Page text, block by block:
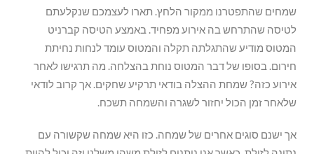
שמחים שהתפטרנו ממקור הלחץ. תארו לעצמכם שנקלעתם
לטיסה שהתרחש בה אירוע מפחיד. באמצע הטיסה קברניט
המטוס מודיע שהתגלתה תקלה והמטוס עומד לנחות נחיתת
חירום. בסופו של דבר המטוס נוחת בהצלחה. מה תרגישו לאחר
אירוע כזה? שמחת ההצלה בודאי תרקיע שחקים. אך קרוב לודאי
שלאחר זמן הכול יחזור לשגרה והשמחה תשכח.
אך ישנם סוגים אחרים של שמחה. כזו היא שמחה שקשורה עם